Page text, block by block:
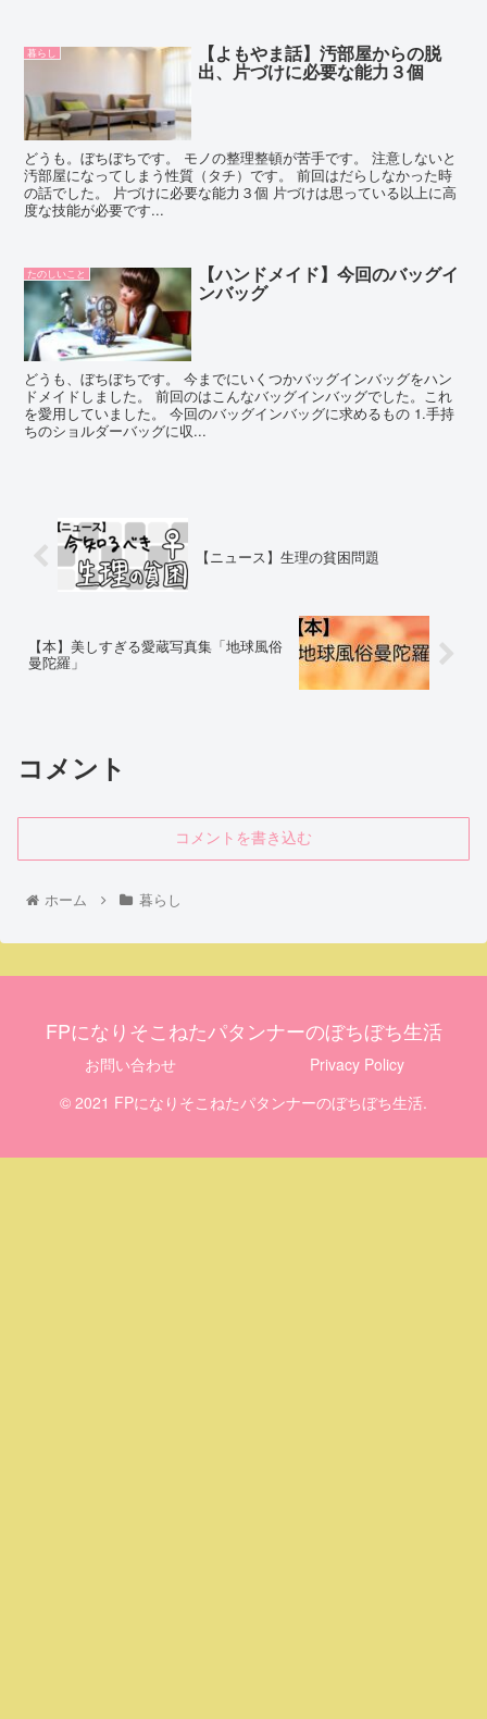
暮らし 【よもやま話】汚部屋からの脱
出、片づけに必要な能力３個
どうも。ぼちぼちです。 モノの整理整頓が苦手です。 注意しないと
汚部屋になってしまう性質（タチ）です。 前回はだらしなかった時
の話でした。 片づけに必要な能力３個 片づけは思っている以上に高
度な技能が必要です...
たのしいこと 【ハンドメイド】今回のバッグイ
ンバッグ
どうも、ぼちぼちです。 今までにいくつかバッグインバッグをハン
ドメイドしました。 前回のはこんなバッグインバッグでした。これ
を愛用していました。 今回のバッグインバッグに求めるもの 1.手持
ちのショルダーバッグに収...
【ニュース】生理の貧困問題
【本】美しすぎる愛蔵写真集「地球風俗
曼陀羅」
コメント
コメントを書き込む
ホーム 暮らし
FPになりそこねたパタンナーのぼちぼち生活
お問い合わせ
Privacy Policy
© 2021 FPになりそこねたパタンナーのぼちぼち生活.